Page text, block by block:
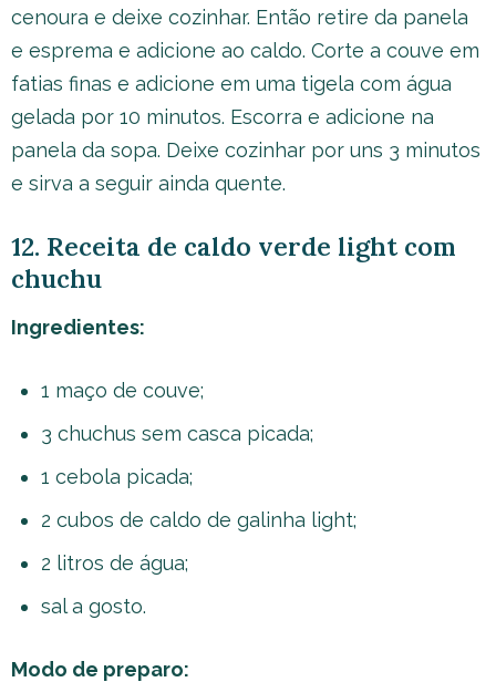
cenoura e deixe cozinhar. Então retire da panela
e esprema e adicione ao caldo. Corte a couve em
fatias finas e adicione em uma tigela com água
gelada por 10 minutos. Escorra e adicione na
panela da sopa. Deixe cozinhar por uns 3 minutos
e sirva a seguir ainda quente.
12. Receita de caldo verde light com
chuchu
Ingredientes:
1 maço de couve;
3 chuchus sem casca picada;
1 cebola picada;
2 cubos de caldo de galinha light;
2 litros de água;
sal a gosto.
Modo de preparo: